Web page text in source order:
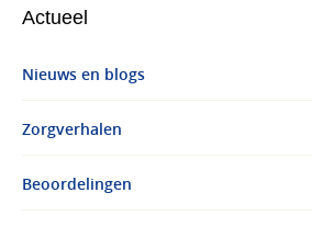
Actueel
Nieuws en blogs
Zorgverhalen
Beoordelingen